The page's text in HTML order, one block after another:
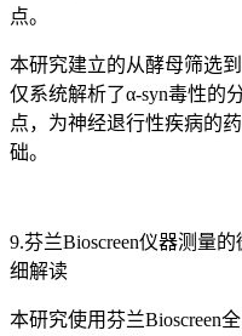
点。
本研究建立的从酵母筛选
仅系统解析了α-syn毒性的
点，为神经退行性疾病的
础。
9.芬兰Bioscreen仪器测量
细解读
本研究使用芬兰Bioscreen